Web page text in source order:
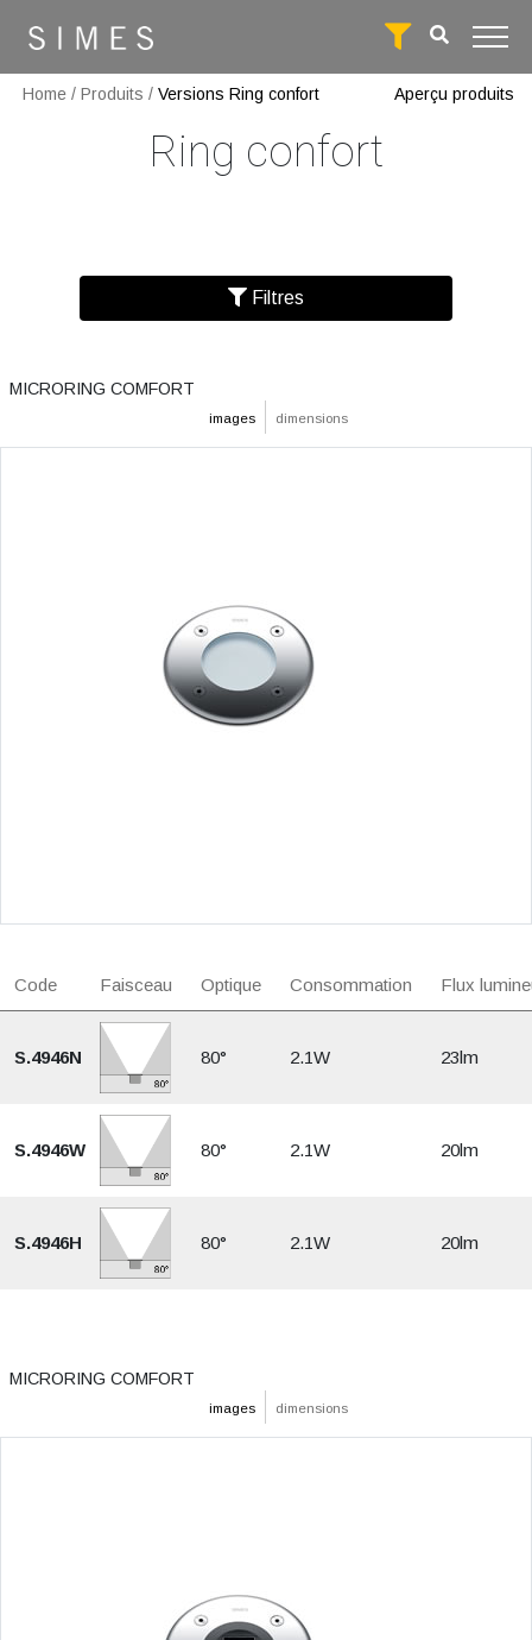
Home / Produits / Versions Ring confort Aperçu produits
Ring confort
Filtres
images dimensions
MICRORING COMFORT
Code Faisceau Optique Consommation Flux
S.4946N 80° 2.1W 23lm
S.4946W 80° 2.1W 20lm
S.4946H 80° 2.1W 20lm
images dimensions
MICRORING COMFORT